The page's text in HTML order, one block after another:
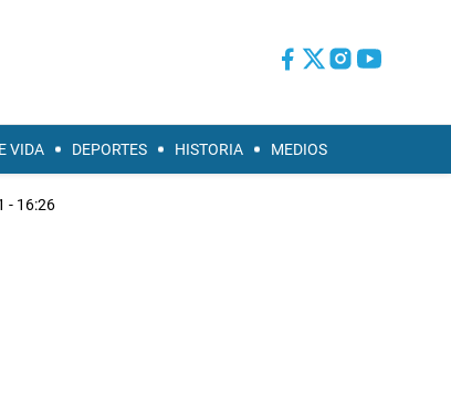
VIDA DEPORTES HISTORIA MEDIOS
- 16:26